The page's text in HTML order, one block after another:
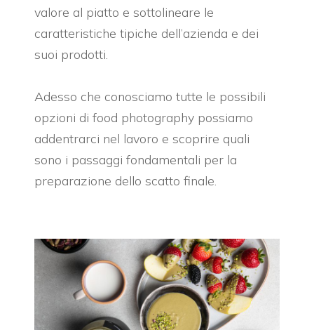
valore al piatto e sottolineare le
caratteristiche tipiche dell’azienda e dei
suoi prodotti.
Adesso che conosciamo tutte le possibili
opzioni di food photography possiamo
addentrarci nel lavoro e scoprire quali
sono i passaggi fondamentali per la
preparazione dello scatto finale.